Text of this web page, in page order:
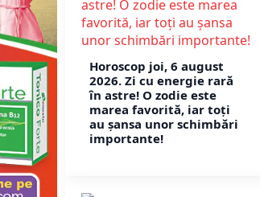
Horoscop joi, 6 august
2026. Zi cu energie rară
în astre! O zodie este
marea favorită, iar toți
au șansa unor schimbări
importante!